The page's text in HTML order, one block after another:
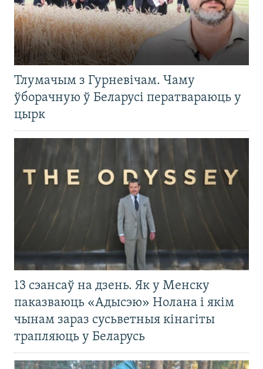
Тлумачым з Гурневічам. Чаму
ўборачную ў Беларусі ператвараюць у
цырк
13 сэансаў на дзень. Як у Менску
паказваюць «Адысэю» Нолана і якім
чынам зараз сусьветныя кінагіты
трапляюць у Беларусь